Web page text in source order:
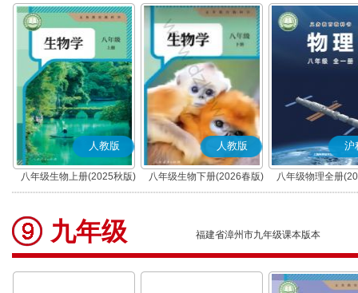
人教版
八年级生物上册(2025秋版)
人教版
八年级生物下册(2026春版)
沪
八年级物理全册
九年级 福建省漳州市九年级课本版本